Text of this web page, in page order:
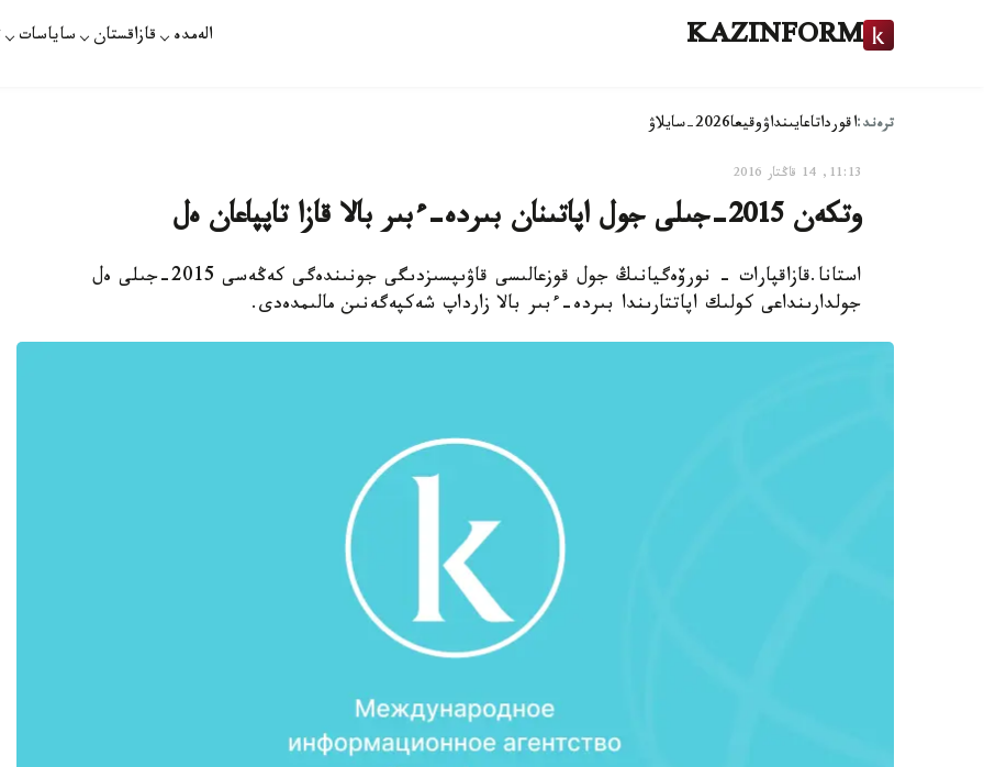
KAZINFORM الەمدە قازاقستان ساياسات
ترەند:اقورداتاعايىنداۋوقيعا2026-سايلاۋ
11:13, 14 قاڭتار 2016
وتكەن 2015-جىلى جول اپاتىنان بىردە-ءبىر بالا قازا تاپپاعان ەل
استانا.قازاقپارات - نورۆەگيانىڭ جول قوزعالىسى قاۋىپسىزدىگى جونىندەگى كەڭەسى 2015-جىلى ەل
جولدارىنداعى كولىك اپاتتارىندا بىردە-ءبىر بالا زارداپ شەكپەگەنىن مالىمدەدى.